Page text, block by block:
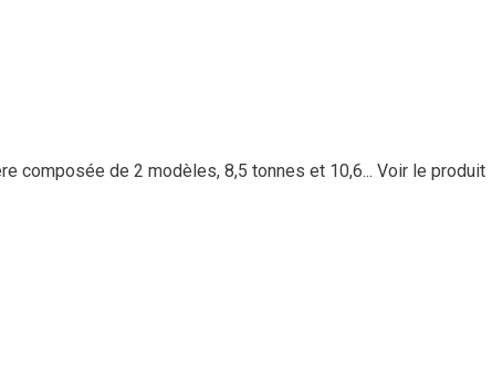
composée de 2 modèles, 8,5 tonnes et 10,6... Voir le produit